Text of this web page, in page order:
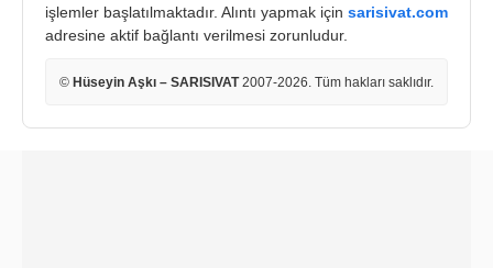
işlemler başlatılmaktadır. Alıntı yapmak için sarisivat.com
adresine aktif bağlantı verilmesi zorunludur.
© Hüseyin Aşkı – SARISIVAT2007-2026. Tüm hakları saklıdır.